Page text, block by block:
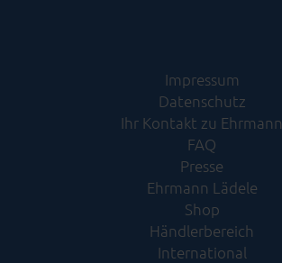
Impressum
Datenschutz
Ihr Kontakt zu Ehrmann
FAQ
Presse
Ehrmann Lädele
Shop
Händlerbereich
International